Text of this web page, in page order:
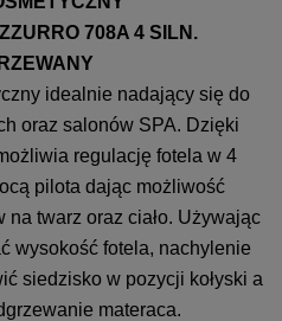
708A 4 SILN.
idealnie nadający się do
oraz salonów SPA. Dzięki
regulację fotela w 4
pilota dając możliwość
twarz oraz ciało. Używając
wysokość fotela, nachylenie
siedzisko w pozycji kołyski a
materaca.